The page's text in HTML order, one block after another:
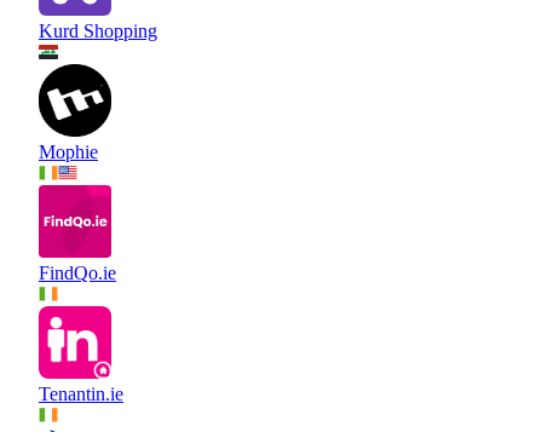
Kurd Shopping
Mophie
FindQo.ie
Tenantin.ie